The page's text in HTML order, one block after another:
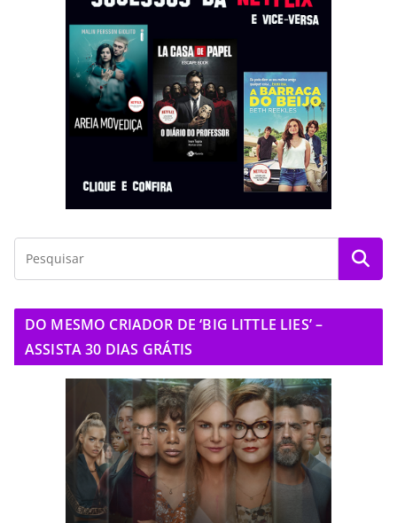
DO MESMO CRIADOR DE ‘BIG LITTLE LIES’ –
ASSISTA 30 DIAS GRÁTIS